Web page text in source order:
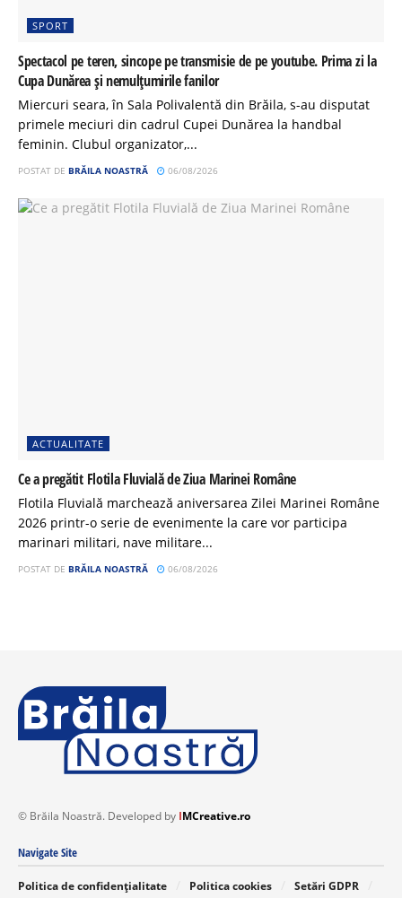
SPORT
Spectacol pe teren, sincope pe transmisie de pe youtube. Prima zi la
Cupa Dunărea și nemulțumirile fanilor
Miercuri seara, în Sala Polivalentă din Brăila, s-au disputat
primele meciuri din cadrul Cupei Dunărea la handbal
feminin. Clubul organizator,...
POSTAT DE BRĂILA NOASTRĂ 06/08/2026
ACTUALITATE
Ce a pregătit Flotila Fluvială de Ziua Marinei Române
Flotila Fluvială marchează aniversarea Zilei Marinei Române
2026 printr-o serie de evenimente la care vor participa
marinari militari, nave militare...
POSTAT DE BRĂILA NOASTRĂ 06/08/2026
© Brăila Noastră. Developed by IMCreative.ro
Navigate Site
Politica de confidențialitate Politica cookies Setări GDPR